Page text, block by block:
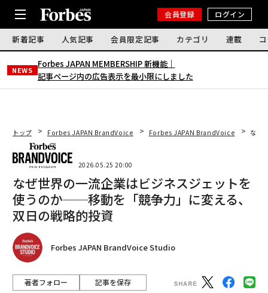
会員登録 ログイン
新着記事 人気記事 会員限定記事 カテゴリ 連載
NEWS
Forbes JAPAN MEMBERSHIP 新機能｜
記事ページ内の広告表示を最小限にしました
トップ Forbes JAPAN BrandVoice Forbes JAPAN BrandVoice なぜ
2026.05.25 20:00
なぜ世界の一流企業はビジネスジェットを
使うのか──移動を「競争力」に変える、
双日の戦略的投資
Forbes JAPAN BrandVoice Studio
著者フォロー 記事を保存